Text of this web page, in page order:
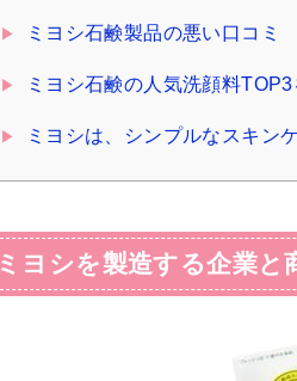
ミヨシ石鹸製品の悪い口コミ
ミヨシ石鹸の人気洗顔料
ミヨシは、シンプルなスキン
ミヨシを製造する企業と